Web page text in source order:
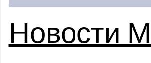
Новости